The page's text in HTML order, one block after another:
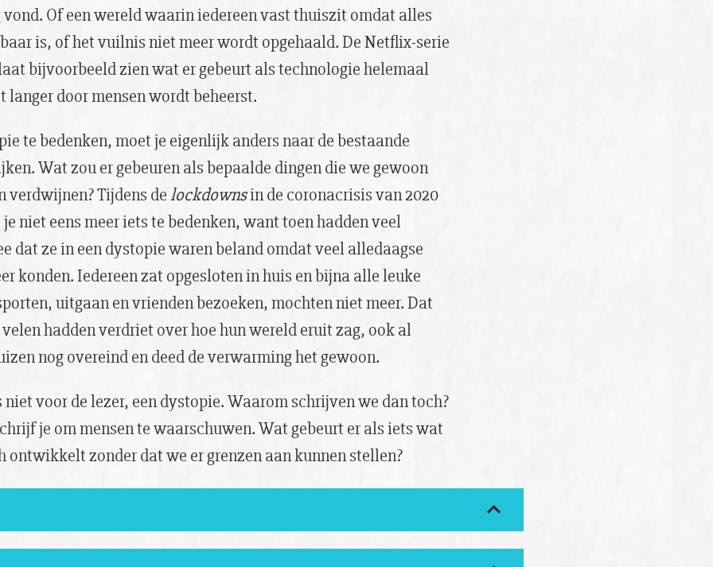
vond. Of een wereld waarin iedereen vast thuiszit omdat alles
is, of het vuilnis niet meer wordt opgehaald. De Netflix-serie
bijvoorbeeld zien wat er gebeurt als technologie helemaal
langer door mensen wordt beheerst.
te bedenken, moet je eigenlijk anders naar de bestaande
Wat zou er gebeuren als bepaalde dingen die we gewoon
verdwijnen? Tijdens de lockdownsin de coronacrisis van 2020
je niet eens meer iets te bedenken, want toen hadden veel
dat ze in een dystopie waren beland omdat veel alledaagse
konden. Iedereen zat opgesloten in huis en bijna alle leuke
uitgaan en vrienden bezoeken, mochten niet meer. Dat
hadden verdriet over hoe hun wereld eruit zag, ook al
nog overeind en deed de verwarming het gewoon.
niet voor de lezer, een dystopie. Waarom schrijven we dan toch?
je om mensen te waarschuwen. Wat gebeurt er als iets wat
ontwikkelt zonder dat we er grenzen aan kunnen stellen?